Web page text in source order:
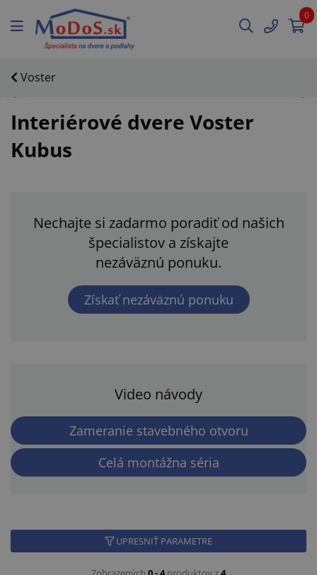
0
Voster
Interiérové dvere Voster
Kubus
Nechajte si zadarmo poradiť od našich
špecialistov a získajte
nezáväznú ponuku.
Získať nezáväznú ponuku
Video návody
Zameranie stavebného otvoru
Celá montážna séria
UPRESNIŤ PARAMETRE